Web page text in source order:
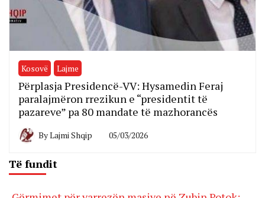
Kosovë Lajme
Përplasja Presidencë-VV: Hysamedin Feraj
paralajmëron rrezikun e “presidentit të
pazareve” pa 80 mandate të mazhorancës
ByLajmi Shqip 05/03/2026
Të fundit